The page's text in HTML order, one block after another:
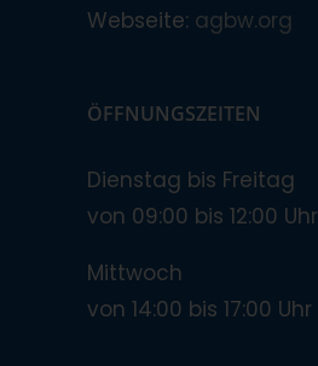
Webseite: agbw.org
ÖFFNUNGSZEITEN
Dienstag bis Freitag
von 09:00 bis 12:00 Uhr
Mittwoch
von 14:00 bis 17:00 Uhr